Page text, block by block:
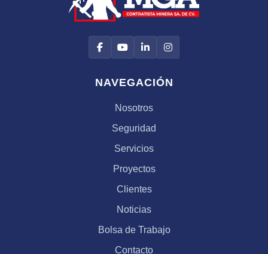
NAVEGACIÓN
Nosotros
Seguridad
Servicios
Proyectos
Clientes
Noticias
Bolsa de Trabajo
Contacto